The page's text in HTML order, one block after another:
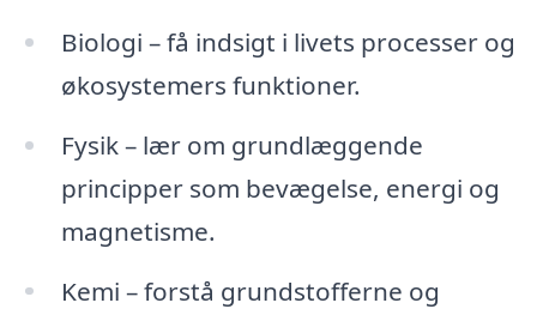
Biologi – få indsigt i livets processer og
økosystemers funktioner.
Fysik – lær om grundlæggende
principper som bevægelse, energi og
magnetisme.
Kemi – forstå grundstofferne og